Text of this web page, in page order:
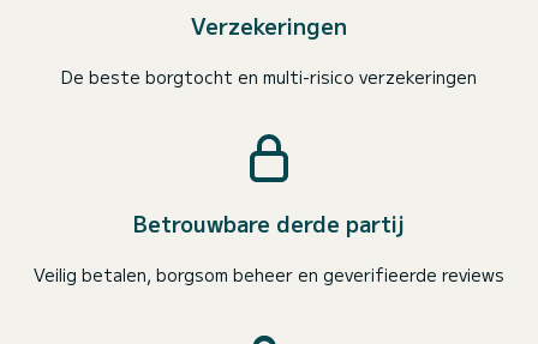
Verzekeringen
De beste borgtocht en multi-risico verzekeringen
Betrouwbare derde partij
Veilig betalen, borgsom beheer en geverifieerde reviews